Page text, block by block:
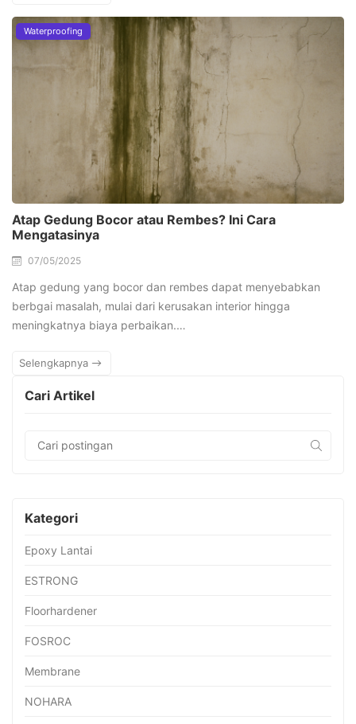
Waterproofing
Atap Gedung Bocor atau Rembes? Ini Cara
Mengatasinya
07/05/2025
Atap gedung yang bocor dan rembes dapat menyebabkan
berbgai masalah, mulai dari kerusakan interior hingga
meningkatnya biaya perbaikan.…
Selengkapnya
Cari Artikel
Kategori
Epoxy Lantai
ESTRONG
Floorhardener
FOSROC
Membrane
NOHARA